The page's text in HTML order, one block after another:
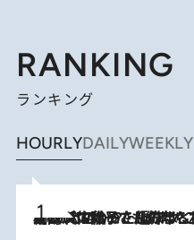
RANKING
ランキング
HOURLYDAILYWEEKLY
2026.8.5
【阿川佐和子さんの年とる力】なぜ70代で始めた趣味は“こんなに楽しい”のか？ ピアノ、俳句…スランプに陥っても続けられる“ある秘訣”とは